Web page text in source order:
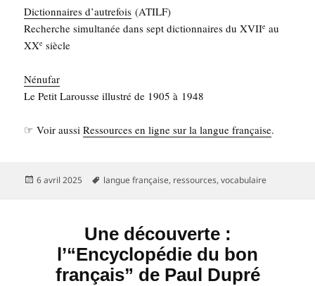
Dic­tion­naires d’au­tre­fois (ATILF)
Recherche simul­ta­née dans sept dic­tion­naires du XVIIe au
XXe siècle
Nénu­far
Le Petit Larousse illus­tré de 1905 à 1948
☞ Voir aus­siRes­sources en ligne sur la langue fran­çaise.
Publié
6 avril 2025
Mots-
langue française, ressources,vocabulaire
Une découverte :
l’“Encyclopédie du bon
français” de Paul Dupré